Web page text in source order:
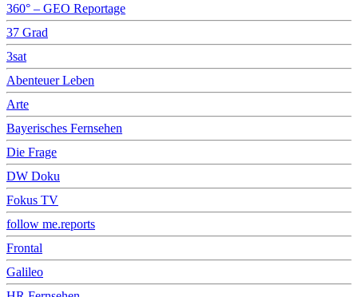
360° – GEO Reportage
37 Grad
3sat
Abenteuer Leben
Arte
Bayerisches Fernsehen
Die Frage
DW Doku
Fokus TV
follow me.reports
Frontal
Galileo